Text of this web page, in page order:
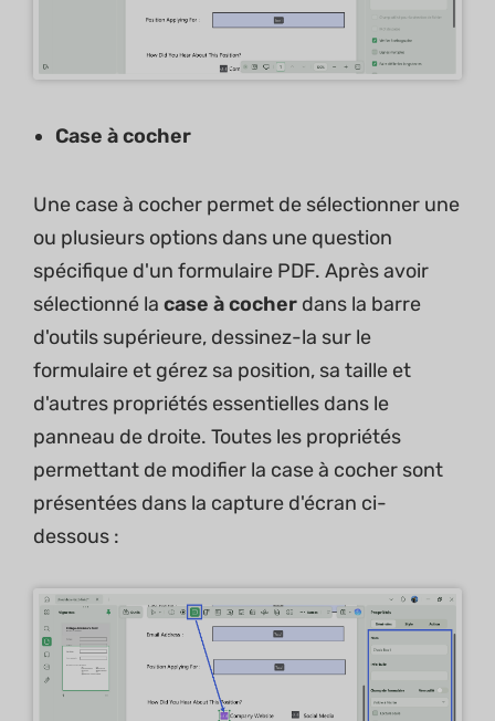
Case à cocher
Une case à cocher permet de sélectionner une
ou plusieurs options dans une question
spécifique d'un formulaire PDF. Après avoir
sélectionné la case à cocher dans la barre
d'outils supérieure, dessinez-la sur le
formulaire et gérez sa position, sa taille et
d'autres propriétés essentielles dans le
panneau de droite. Toutes les propriétés
permettant de modifier la case à cocher sont
présentées dans la capture d'écran ci-
dessous :